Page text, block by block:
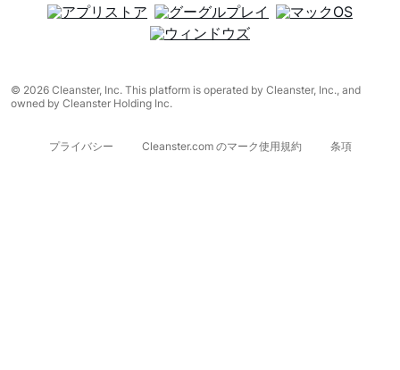
© 2026 Cleanster, Inc. This platform is operated by Cleanster, Inc., and
owned by Cleanster Holding Inc.
プライバシー Cleanster.com のマーク使用規約 条項